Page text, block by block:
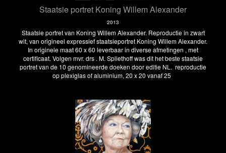
Staatsie portret Koning Willem Alexander
2013
Staatsie portret van Koning Willem Alexander. Reproductie in zwart
wit, van origineel expressief staatsieportret Koning Willem Alexander.
In originele maat 60 x 60 leverbaar in diverse afmetingen , met
certificaat. Volgen mvr. drs . M. Spliethoff was dit het beste staatsie
portret van de 10 genomineerde doeken door editie NL. reproductie
op plexiglas of aluminium, 20 x 20 vanaf 25